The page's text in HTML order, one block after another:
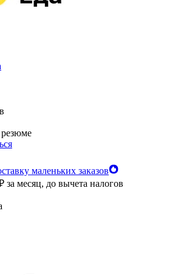
маленьких заказов
за месяц, до вычета налогов